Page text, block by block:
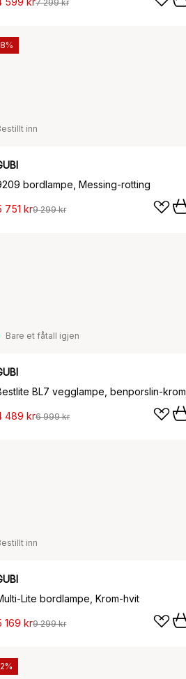
7 299 kr
inn
bordlampe, Messing-rotting
751 kr9 299 kr
Bare et fåtall igjen
BL7 vegglampe, benporslin-krom
489 kr6 999 kr
inn
Lite bordlampe, Krom-hvit
169 kr9 299 kr